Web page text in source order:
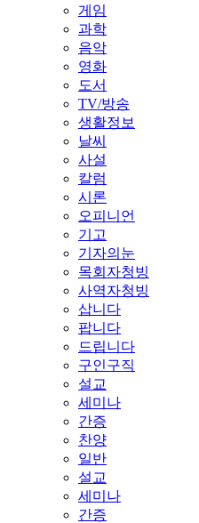
게임
과학
음악
영화
도서
TV/방송
생활정보
날씨
사설
칼럼
시론
오피니언
기고
기자의눈
목회자청빙
사역자청빙
삽니다
팝니다
드립니다
구인구직
설교
세미나
간증
찬양
일반
설교
세미나
간증